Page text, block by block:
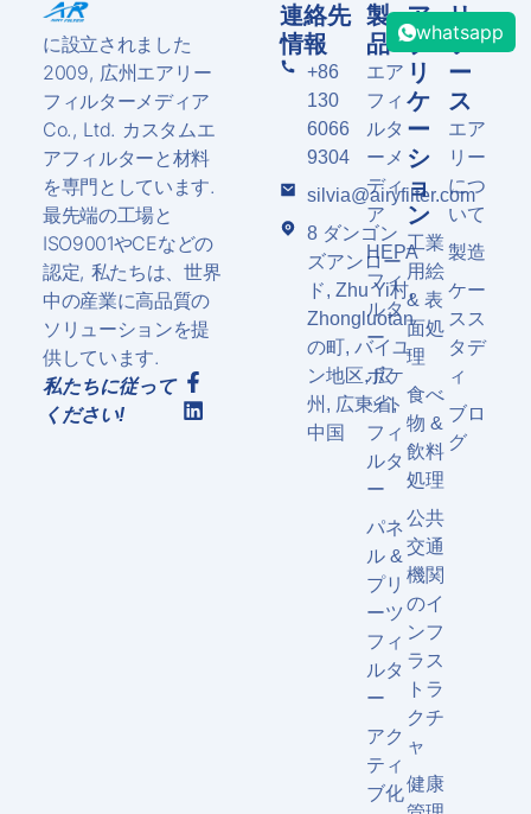
に設立されました
2009, 広州エアリー
フィルターメディア
Co., Ltd. カスタムエ
アフィルターと材料
を専門としています.
最先端の工場と
ISO9001やCEなどの
認定, 私たちは、世界
中の産業に高品質の
ソリューションを提
供しています.
私たちに従って
ください!
製
品
エア
フィ
ルタ
ーメ
ディ
ア
HEPA
フィ
ルタ
ー
ポケ
ット
フィ
ルタ
ー
パネ
ル &
プリ
ーツ
フィ
ルタ
ー
アク
ティ
ブ化
ア
プ
リ
ケ
ー
シ
ョ
ン
工業
用絵
& 表
面処
理
食べ
物 &
飲料
処理
公共
交通
機関
のイ
ンフ
ラス
トラ
クチ
ャ
健康
リ
ソ
ー
ス
エア
リー
につ
いて
製造
ケー
スス
タデ
ィ
ブロ
グ
連絡先
情報
+86
130
6066
9304
silvia@airyfilter.com
8 ダンゴン
ズアンロー
ド, Zhu Yi村,
Zhongluotan
の町, バイユ
ン地区, 広
州, 広東省,
中国
whatsapp